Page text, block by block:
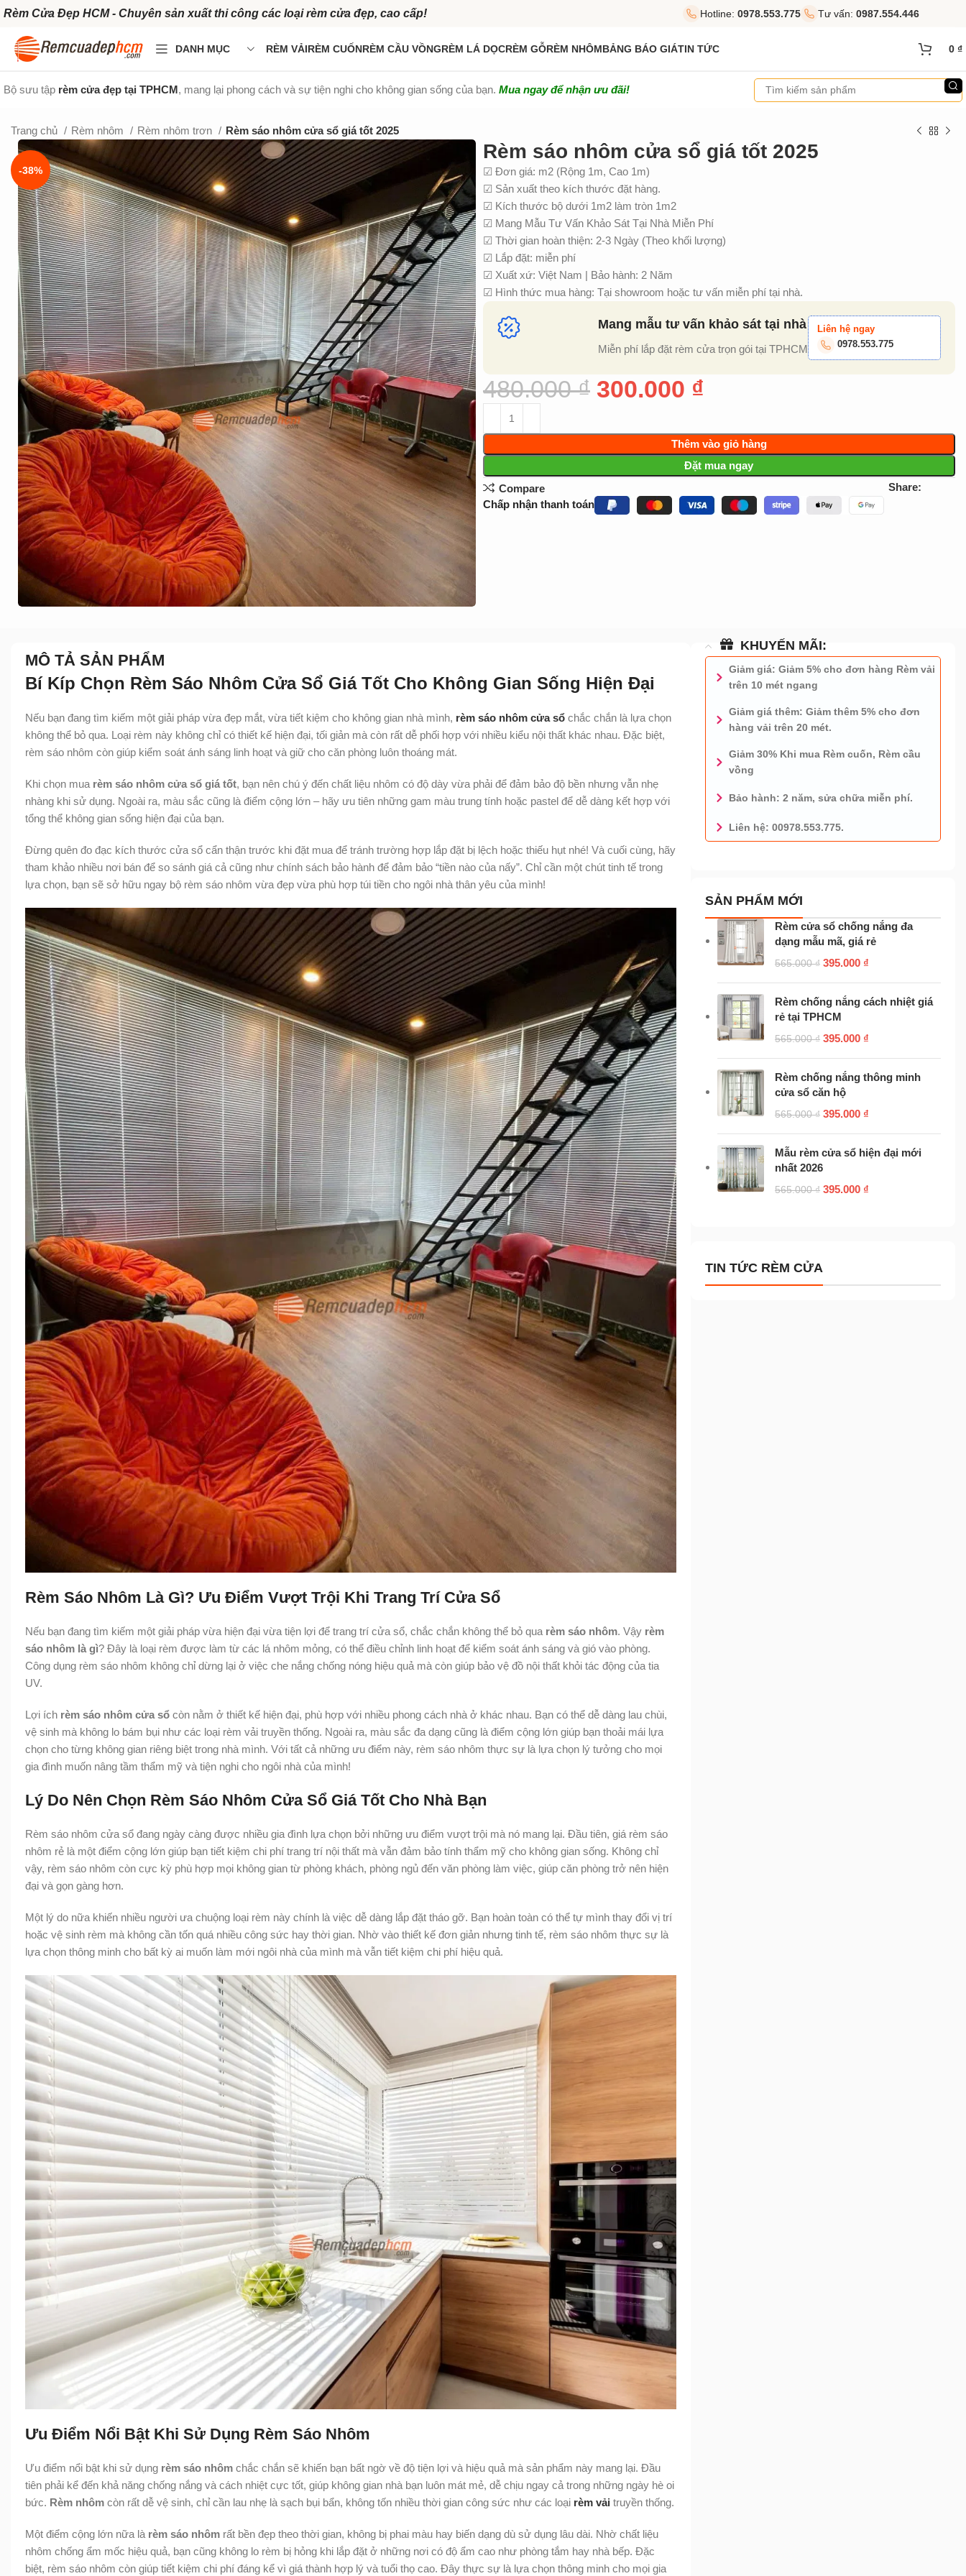
Rèm Cửa Đẹp HCM - Chuyên sản xuất thi công các loại rèm cửa đẹp, cao cấp! Hotline: 0978.553.775 Tư vấn: 0987.554.446
DANH MỤC RÈM VẢIRÈM CUỐNRÈM CẦU VỒNGRÈM LÁ DỌCRÈM GỖRÈM NHÔMBẢNG BÁO GIÁTIN TỨC 0 ₫
Bộ sưu tập rèm cửa đẹp tại TPHCM, mang lại phong cách và sự tiện nghi cho không gian sống của bạn. Mua ngay để nhận ưu đãi!
Trang chủ Rèm nhôm Rèm nhôm trơn Rèm sáo nhôm cửa sổ giá tốt 2025
-38%
Rèm sáo nhôm cửa sổ giá tốt 2025
☑ Đơn giá: m2 (Rộng 1m, Cao 1m)
☑ Sản xuất theo kích thước đặt hàng.
☑ Kích thước bộ dưới 1m2 làm tròn 1m2
☑ Mang Mẫu Tư Vấn Khảo Sát Tại Nhà Miễn Phí
☑ Thời gian hoàn thiện: 2-3 Ngày (Theo khối lượng)
☑ Lắp đặt: miễn phí
☑ Xuất xứ: Việt Nam | Bảo hành: 2 Năm
☑ Hình thức mua hàng: Tại showroom hoặc tư vấn miễn phí tại nhà.
Mang mẫu tư vấn khảo sát tại nhà
Miễn phí lắp đặt rèm cửa trọn gói tại TPHCM
Liên hệ ngay
0978.553.775
480.000₫ 300.000 ₫
Thêm vào giỏ hàng
Đặt mua ngay
Compare
Share:
Chấp nhận thanh toán
MÔ TẢ SẢN PHẨM
Bí Kíp Chọn Rèm Sáo Nhôm Cửa Sổ Giá Tốt Cho Không Gian Sống Hiện Đại
Nếu bạn đang tìm kiếm một giải pháp vừa đẹp mắt, vừa tiết kiệm cho không gian nhà mình, rèm sáo nhôm cửa sổ chắc chắn là lựa chọn
không thể bỏ qua. Loại rèm này không chỉ có thiết kế hiện đại, tối giản mà còn rất dễ phối hợp với nhiều kiểu nội thất khác nhau. Đặc biệt,
rèm sáo nhôm còn giúp kiểm soát ánh sáng linh hoạt và giữ cho căn phòng luôn thoáng mát.
Khi chọn mua rèm sáo nhôm cửa sổ giá tốt, bạn nên chú ý đến chất liệu nhôm có độ dày vừa phải để đảm bảo độ bền nhưng vẫn nhẹ
nhàng khi sử dụng. Ngoài ra, màu sắc cũng là điểm cộng lớn – hãy ưu tiên những gam màu trung tính hoặc pastel để dễ dàng kết hợp với
tổng thể không gian sống hiện đại của bạn.
Đừng quên đo đạc kích thước cửa sổ cẩn thận trước khi đặt mua để tránh trường hợp lắp đặt bị lệch hoặc thiếu hụt nhé! Và cuối cùng, hãy
tham khảo nhiều nơi bán để so sánh giá cả cũng như chính sách bảo hành để đảm bảo “tiền nào của nấy”. Chỉ cần một chút tinh tế trong
lựa chọn, bạn sẽ sở hữu ngay bộ rèm sáo nhôm vừa đẹp vừa phù hợp túi tiền cho ngôi nhà thân yêu của mình!
Rèm Sáo Nhôm Là Gì? Ưu Điểm Vượt Trội Khi Trang Trí Cửa Sổ
Nếu bạn đang tìm kiếm một giải pháp vừa hiện đại vừa tiện lợi để trang trí cửa sổ, chắc chắn không thể bỏ qua rèm sáo nhôm. Vậy rèm
sáo nhôm là gì? Đây là loại rèm được làm từ các lá nhôm mỏng, có thể điều chỉnh linh hoạt để kiểm soát ánh sáng và gió vào phòng.
Công dụng rèm sáo nhôm không chỉ dừng lại ở việc che nắng chống nóng hiệu quả mà còn giúp bảo vệ đồ nội thất khỏi tác động của tia
UV.
Lợi ích rèm sáo nhôm cửa sổ còn nằm ở thiết kế hiện đại, phù hợp với nhiều phong cách nhà ở khác nhau. Bạn có thể dễ dàng lau chùi,
vệ sinh mà không lo bám bụi như các loại rèm vải truyền thống. Ngoài ra, màu sắc đa dạng cũng là điểm cộng lớn giúp bạn thoải mái lựa
chọn cho từng không gian riêng biệt trong nhà mình. Với tất cả những ưu điểm này, rèm sáo nhôm thực sự là lựa chọn lý tưởng cho mọi
gia đình muốn nâng tầm thẩm mỹ và tiện nghi cho ngôi nhà của mình!
Lý Do Nên Chọn Rèm Sáo Nhôm Cửa Sổ Giá Tốt Cho Nhà Bạn
Rèm sáo nhôm cửa sổ đang ngày càng được nhiều gia đình lựa chọn bởi những ưu điểm vượt trội mà nó mang lại. Đầu tiên, giá rèm sáo
nhôm rẻ là một điểm cộng lớn giúp bạn tiết kiệm chi phí trang trí nội thất mà vẫn đảm bảo tính thẩm mỹ cho không gian sống. Không chỉ
vậy, rèm sáo nhôm còn cực kỳ phù hợp mọi không gian từ phòng khách, phòng ngủ đến văn phòng làm việc, giúp căn phòng trở nên hiện
đại và gọn gàng hơn.
Một lý do nữa khiến nhiều người ưa chuộng loại rèm này chính là việc dễ dàng lắp đặt tháo gỡ. Bạn hoàn toàn có thể tự mình thay đổi vị trí
hoặc vệ sinh rèm mà không cần tốn quá nhiều công sức hay thời gian. Nhờ vào thiết kế đơn giản nhưng tinh tế, rèm sáo nhôm thực sự là
lựa chọn thông minh cho bất kỳ ai muốn làm mới ngôi nhà của mình mà vẫn tiết kiệm chi phí hiệu quả.
Ưu Điểm Nổi Bật Khi Sử Dụng Rèm Sáo Nhôm
Ưu điểm nổi bật khi sử dụng rèm sáo nhôm chắc chắn sẽ khiến bạn bất ngờ về độ tiện lợi và hiệu quả mà sản phẩm này mang lại. Đầu
tiên phải kể đến khả năng chống nắng và cách nhiệt cực tốt, giúp không gian nhà bạn luôn mát mẻ, dễ chịu ngay cả trong những ngày hè oi
bức. Rèm nhôm còn rất dễ vệ sinh, chỉ cần lau nhẹ là sạch bụi bẩn, không tốn nhiều thời gian công sức như các loại rèm vải truyền thống.
Một điểm cộng lớn nữa là rèm sáo nhôm rất bền đẹp theo thời gian, không bị phai màu hay biến dạng dù sử dụng lâu dài. Nhờ chất liệu
nhôm chống ẩm mốc hiệu quả, bạn cũng không lo rèm bị hỏng khi lắp đặt ở những nơi có độ ẩm cao như phòng tắm hay nhà bếp. Đặc
biệt, rèm sáo nhôm còn giúp tiết kiệm chi phí đáng kể vì giá thành hợp lý và tuổi thọ cao. Đây thực sự là lựa chọn thông minh cho mọi gia
KHUYẾN MÃI:
Giảm giá: Giảm 5% cho đơn hàng Rèm vải
trên 10 mét ngang
Giảm giá thêm: Giảm thêm 5% cho đơn
hàng vải trên 20 mét.
Giảm 30% Khi mua Rèm cuốn, Rèm cầu
vồng
Bảo hành: 2 năm, sửa chữa miễn phí.
Liên hệ: 00978.553.775.
0978.553.775 - TƯ VẤN MIỄN PHÍ
SẢN PHẨM MỚI
Rèm cửa sổ chống nắng đa
dạng mẫu mã, giá rẻ
565.000₫ 395.000 ₫
Rèm chống nắng cách nhiệt giá
rẻ tại TPHCM
565.000₫ 395.000 ₫
Rèm chống nắng thông minh
cửa sổ căn hộ
565.000₫ 395.000 ₫
Mẫu rèm cửa sổ hiện đại mới
nhất 2026
565.000₫ 395.000 ₫
TIN TỨC RÈM CỬA